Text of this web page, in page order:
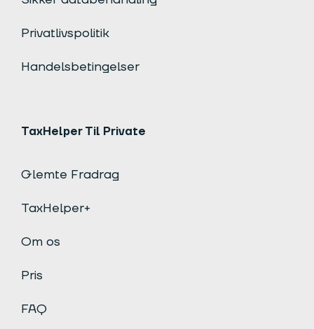
Privatlivspolitik
Handelsbetingelser
TaxHelper Til Private
Glemte Fradrag
TaxHelper+
Om os
Pris
FAQ